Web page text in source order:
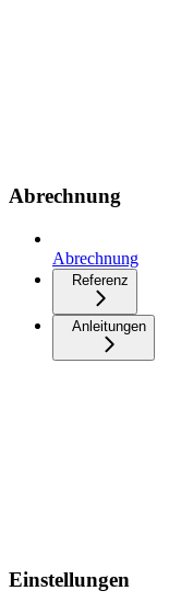
Abrechnung
Abrechnung
Referenz
Anleitungen
Einstellungen